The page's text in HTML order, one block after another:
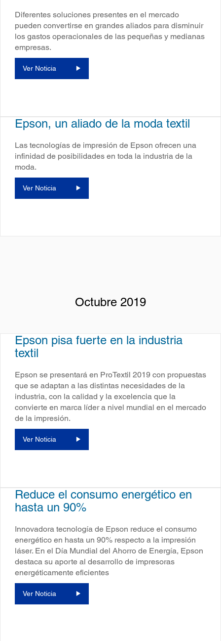
Diferentes soluciones presentes en el mercado
pueden convertirse en grandes aliados para disminuir
los gastos operacionales de las pequeñas y medianas
empresas.
Ver Noticia
Epson, un aliado de la moda textil
Las tecnologías de impresión de Epson ofrecen una
infinidad de posibilidades en toda la industria de la
moda.
Ver Noticia
Octubre 2019
Epson pisa fuerte en la industria
textil
Epson se presentará en ProTextil 2019 con propuestas
que se adaptan a las distintas necesidades de la
industria, con la calidad y la excelencia que la
convierte en marca líder a nivel mundial en el mercado
de la impresión.
Ver Noticia
Reduce el consumo energético en
hasta un 90%
Innovadora tecnología de Epson reduce el consumo
energético en hasta un 90% respecto a la impresión
láser. En el Día Mundial del Ahorro de Energía, Epson
destaca su aporte al desarrollo de impresoras
energéticamente eficientes
Ver Noticia